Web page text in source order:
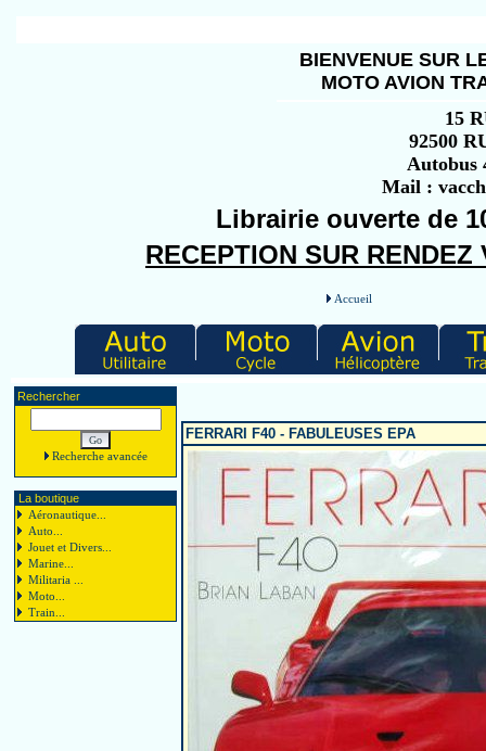
BIENVENUE SUR
MOTO AVION
15
92500
Autobus
Mail :
Librairie ouverte de
RECEPTION SUR
Accueil
Rechercher
Recherche avancée
La boutique
Aéronautique...
Auto...
Jouet et Divers...
Marine...
Militaria ...
Moto...
Train...
FERRARI F40 - FABULEUSES EPA